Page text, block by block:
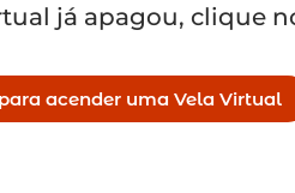
já apagou, clique
acender uma Vela Virtual